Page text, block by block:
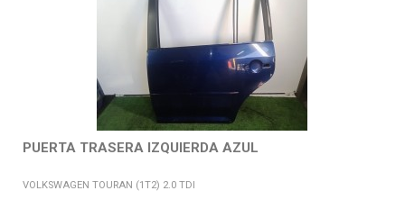
PUERTA TRASERA IZQUIERDA AZUL
VOLKSWAGEN TOURAN (1T2) 2.0 TDI